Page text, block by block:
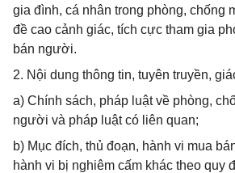
gia đình, cá nhân trong phòng, chống
đề cao cảnh giác, tích cực tham gia
bán người.
2. Nội dung thông tin, tuyên truyền,
a) Chính sách, pháp luật về phòng,
người và pháp luật có liên quan;
b) Mục đích, thủ đoạn, hành vi mua
hành vi bị nghiêm cấm khác theo quy